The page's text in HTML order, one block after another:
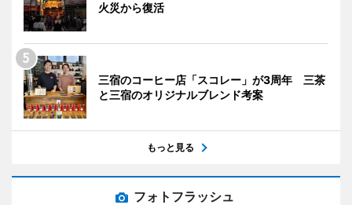
火災から復活
三宿のコーヒー店「スコレー」が3周年 三茶
と三宿のオリジナルブレンド考案
もっと見る
フォトフラッシュ